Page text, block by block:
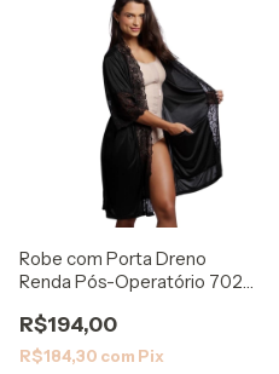
Robe com Porta Dreno
Renda Pós-Operatório 702
R$194,00
R$184,30 com Pix